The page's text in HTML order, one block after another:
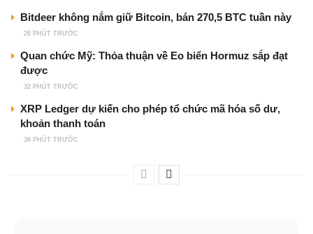
Bitdeer không nắm giữ Bitcoin, bán 270,5 BTC tuần này
26 PHÚT TRƯỚC
Quan chức Mỹ: Thỏa thuận về Eo biển Hormuz sắp đạt
được
32 PHÚT TRƯỚC
XRP Ledger dự kiến cho phép tổ chức mã hóa số dư,
khoản thanh toán
38 PHÚT TRƯỚC